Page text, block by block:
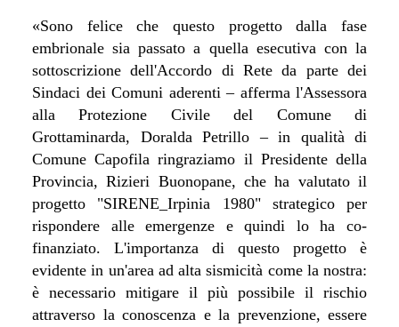
«Sono felice che questo progetto dalla fase
embrionale sia passato a quella esecutiva con la
sottoscrizione dell'Accordo di Rete da parte dei
Sindaci dei Comuni aderenti – afferma l'Assessora
alla Protezione Civile del Comune di
Grottaminarda, Doralda Petrillo – in qualità di
Comune Capofila ringraziamo il Presidente della
Provincia, Rizieri Buonopane, che ha valutato il
progetto "SIRENE_Irpinia 1980" strategico per
rispondere alle emergenze e quindi lo ha co-
finanziato. L'importanza di questo progetto è
evidente in un'area ad alta sismicità come la nostra:
è necessario mitigare il più possibile il rischio
attraverso la conoscenza e la prevenzione, essere